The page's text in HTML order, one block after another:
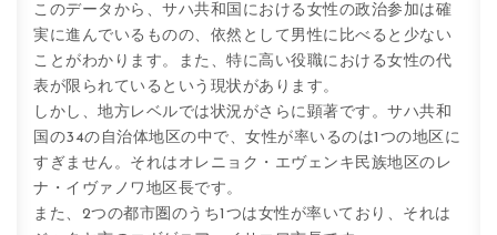
このデータから、サハ共和国における女性の政治参加は確
実に進んでいるものの、依然として男性に比べると少ない
ことがわかります。また、特に高い役職における女性の代
表が限られているという現状があります。
しかし、地方レベルでは状況がさらに顕著です。サハ共和
国の34の自治体地区の中で、女性が率いるのは1つの地区に
すぎません。それはオレニョク・エヴェンキ民族地区のレ
ナ・イヴァノワ地区長です。
また、2つの都市圏のうち1つは女性が率いており、それは